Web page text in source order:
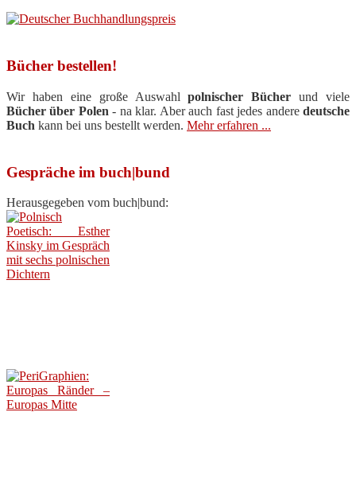
Bücher bestellen!
Wir haben eine große Auswahlpolnischer Bücher und viele
Bücher über Polen - na klar. Aber auch fast jedes anderedeutsche
Buch kann bei uns bestellt werden. Mehr erfahren ...
Gespräche im buch|bund
Herausgegeben vom buch|bund: